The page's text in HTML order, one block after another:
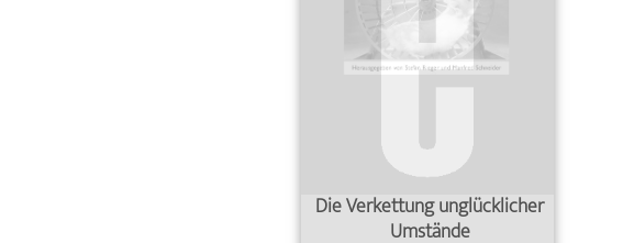
Die Verkettung unglücklicher
Umstände